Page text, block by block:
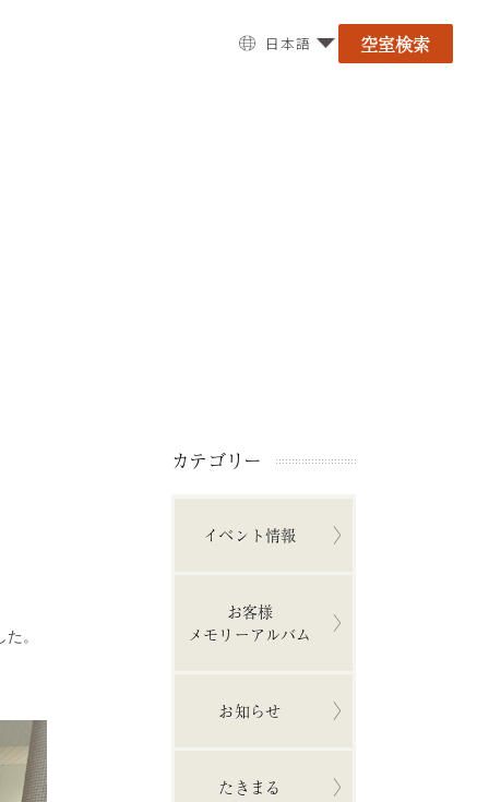
日本語 空室検索
。
カテゴリー
イベント情報
お客様
メモリーアルバム
お知らせ
たきまる